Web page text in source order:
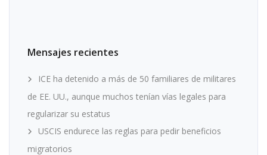
Mensajes recientes
ICE ha detenido a más de 50 familiares de militares
de EE. UU., aunque muchos tenían vías legales para
regularizar su estatus
USCIS endurece las reglas para pedir beneficios
migratorios